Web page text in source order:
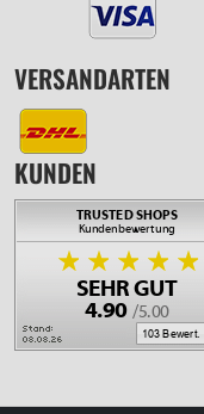
VERSANDARTEN
KUNDEN